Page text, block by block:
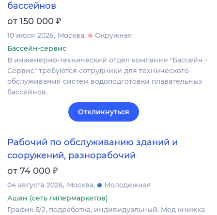
бассейнов
от 150 000 ₽
10 июля 2026 Москва
Окружная
Бассейн-сервис
В инженерно-технический отдел компании "Бассейн -
Сервис" требуются сотрудники для технического
обслуживания систем водоподготовки плавательных
бассейнов.
Откликнуться
Рабочий по обслуживанию зданий и
сооружений, разнорабочий
от 74 000 ₽
04 августа 2026 Москва
Молодежная
Ашан (сеть гипермаркетов)
График 5/2, подработка, индивидуальный. Мед книжка